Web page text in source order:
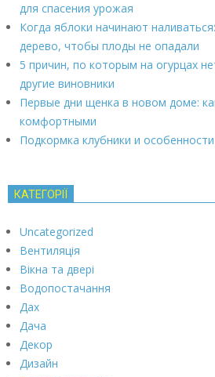
для спасения урожая
Когда яблоки начинают
дерево, чтобы плоды не опадали
5 причин, по которым на огурцах
другие виновники
Первые дни щенка в новом доме:
комфортными
Подкормка клубники и
КАТЕГОРІЇ
Uncategorized
Вентиляція
Вікна та двері
Водопостачання
Дах
Дача
Декор
Дизайн